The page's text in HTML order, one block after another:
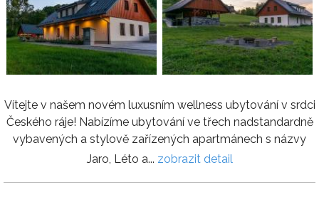
Vítejte v našem novém luxusním wellness ubytování v srdci
Českého ráje! Nabízíme ubytování ve třech nadstandardně
vybavených a stylově zařízených apartmánech s názvy
Jaro, Léto a... zobrazit detail